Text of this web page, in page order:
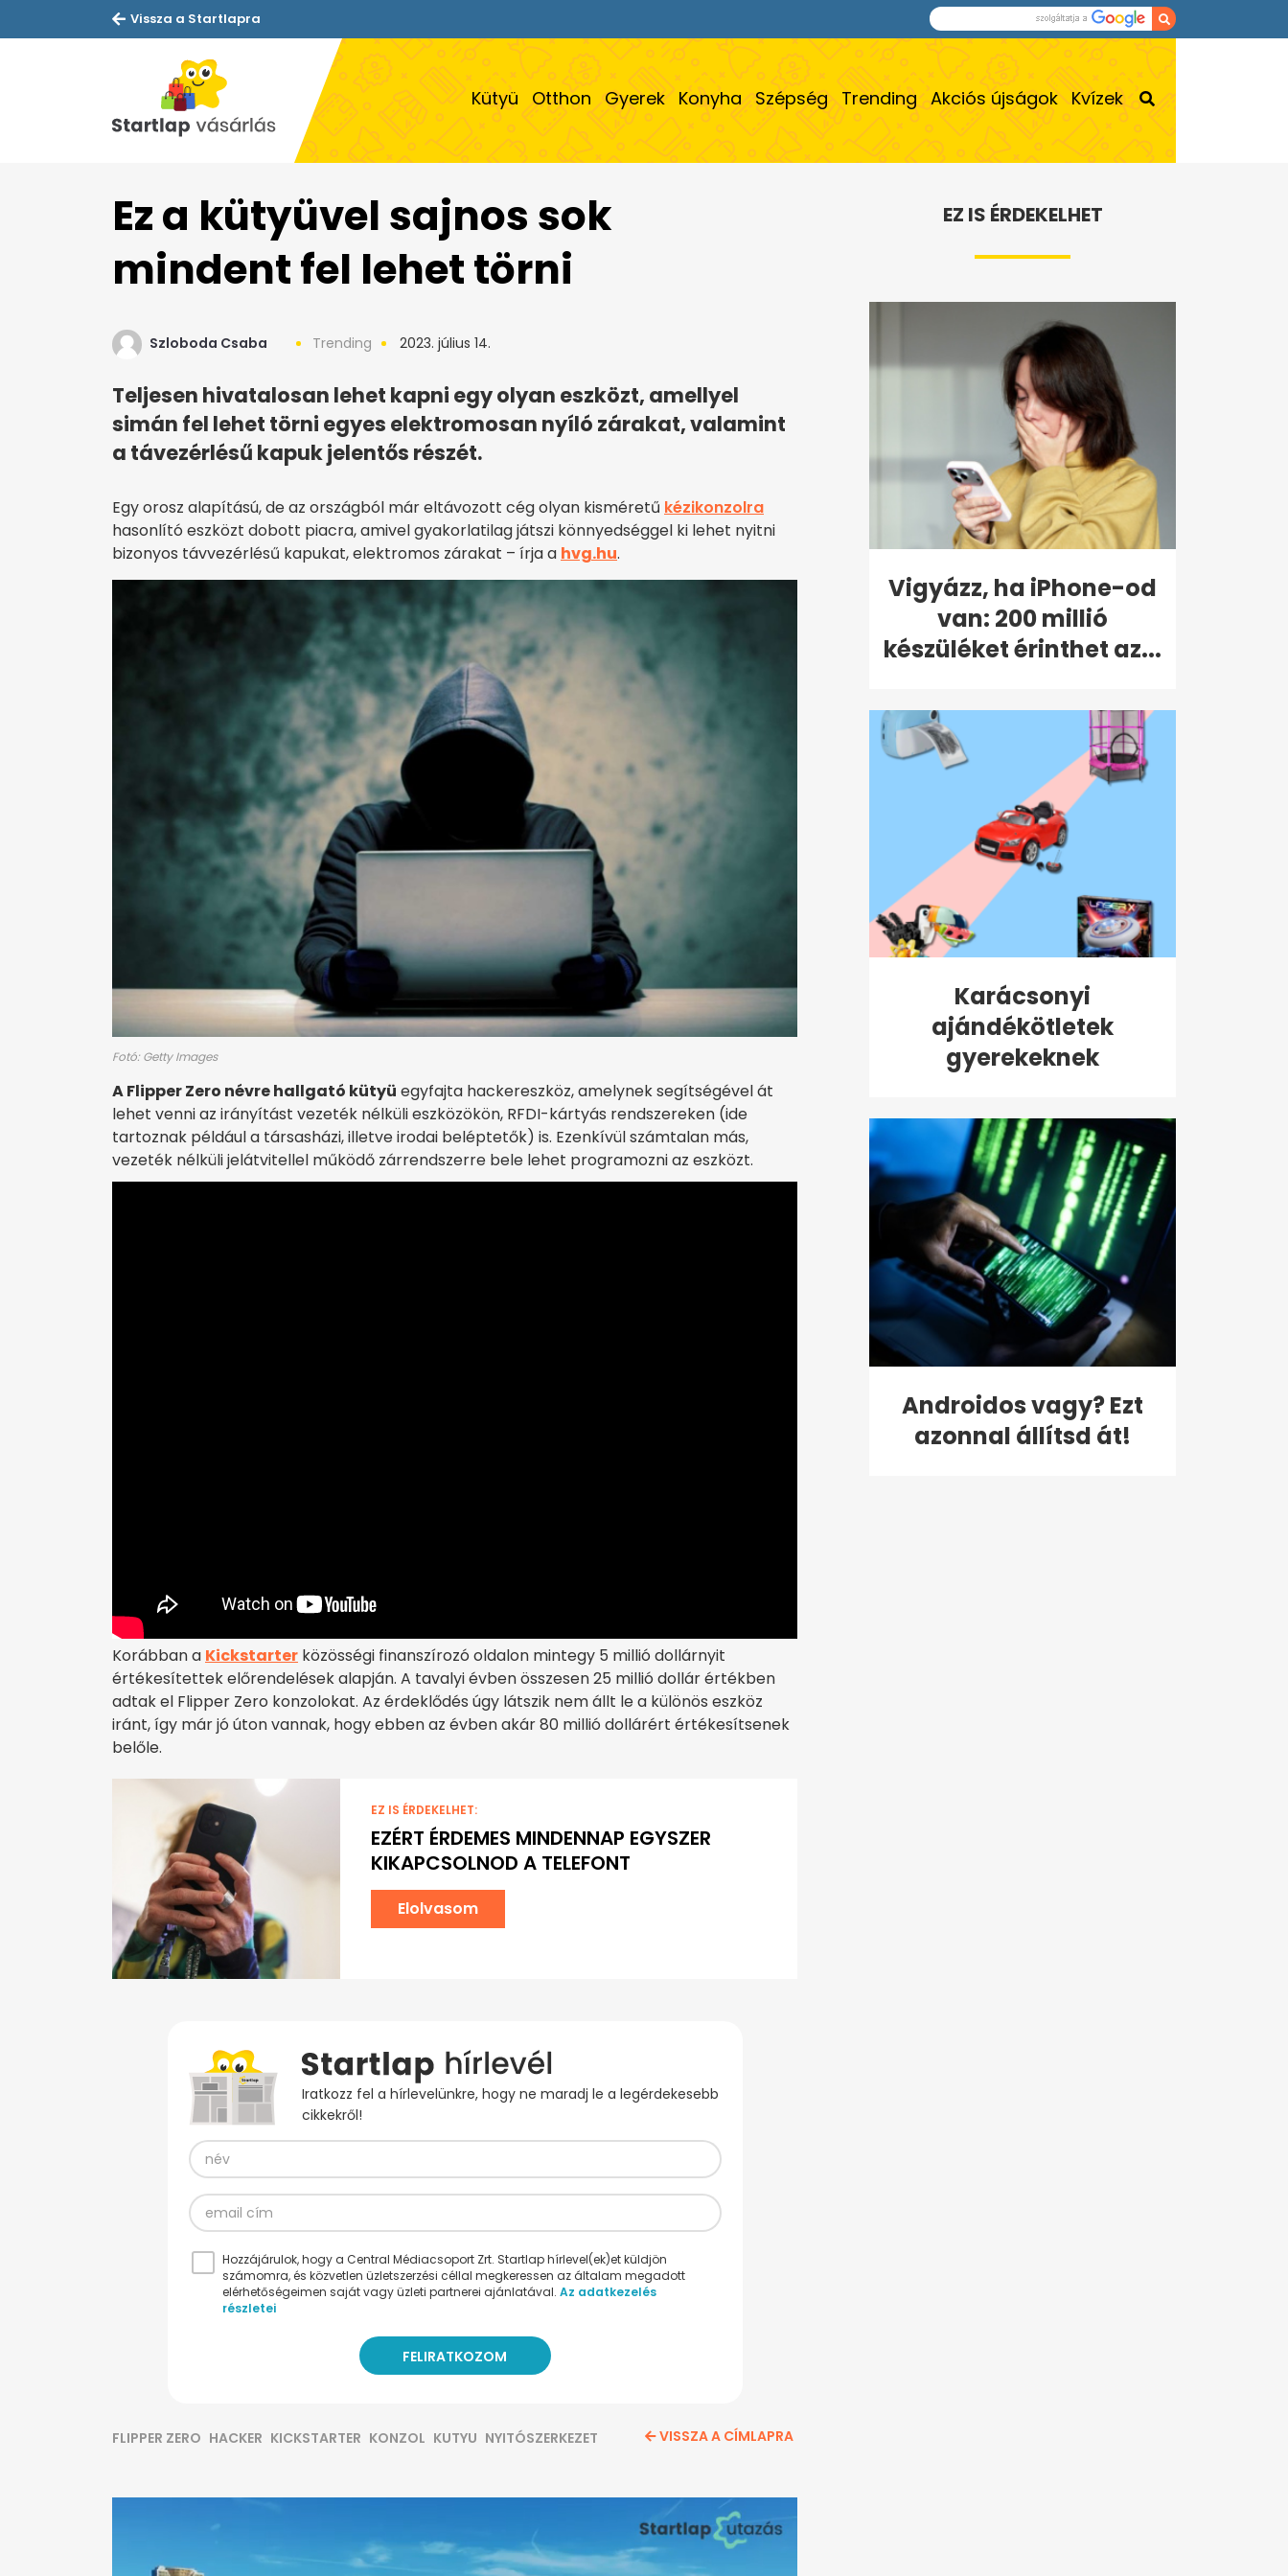
Vissza a Startlapra
Kütyü Otthon Gyerek Konyha Szépség Trending Akciós újságok Kvízek
Ez a kütyüvel sajnos sok
mindent fel lehet törni
Szloboda Csaba Trending 2023. július 14.
Teljesen hivatalosan lehet kapni egy olyan eszközt, amellyel
simán fel lehet törni egyes elektromosan nyíló zárakat, valamint
a távezérlésű kapuk jelentős részét.
Egy orosz alapítású, de az országból már eltávozott cég olyan kisméretű kézikonzolra
hasonlító eszközt dobott piacra, amivel gyakorlatilag játszi könnyedséggel ki lehet nyitni
bizonyos távvezérlésű kapukat, elektromos zárakat – írja a hvg.hu.
Fotó: Getty Images
A Flipper Zero névre hallgató kütyü egyfajta hackereszköz, amelynek segítségével át
lehet venni az irányítást vezeték nélküli eszközökön, RFDI-kártyás rendszereken (ide
tartoznak például a társasházi, illetve irodai beléptetők) is. Ezenkívül számtalan más,
vezeték nélküli jelátvitellel működő zárrendszerre bele lehet programozni az eszközt.
Korábban a Kickstarter közösségi finanszírozó oldalon mintegy 5 millió dollárnyit
értékesítettek előrendelések alapján. A tavalyi évben összesen 25 millió dollár értékben
adtak el Flipper Zero konzolokat. Az érdeklődés úgy látszik nem állt le a különös eszköz
iránt, így már jó úton vannak, hogy ebben az évben akár 80 millió dollárért értékesítsenek
belőle.
EZ IS ÉRDEKELHET:
EZÉRT ÉRDEMES MINDENNAP EGYSZER
KIKAPCSOLNOD A TELEFONT
Elolvasom
Iratkozz fel a hírlevelünkre, hogy ne maradj le a legérdekesebb
cikkekről!
Hozzájárulok, hogy a Central Médiacsoport Zrt. Startlap hírlevel(ek)et küldjön
számomra, és közvetlen üzletszerzési céllal megkeressen az általam megadott
elérhetőségeimen saját vagy üzleti partnerei ajánlatával. Az adatkezelés
részletei
FLIPPER ZERO HACKER KICKSTARTER KONZOL KUTYU NYITÓSZERKEZET VISSZA A CÍMLAPRA
EZ IS ÉRDEKELHET
Vigyázz, ha iPhone-od
van: 200 millió
készüléket érinthet az...
Karácsonyi
ajándékötletek
gyerekeknek
Androidos vagy? Ezt
azonnal állítsd át!